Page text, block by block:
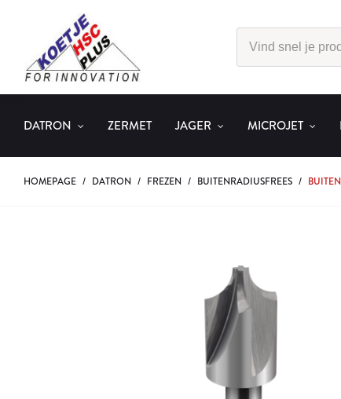
DATRON ZERMET JAGER MICROJET
HOMEPAGE / DATRON / FREZEN / BUITENRADIUSFREES /